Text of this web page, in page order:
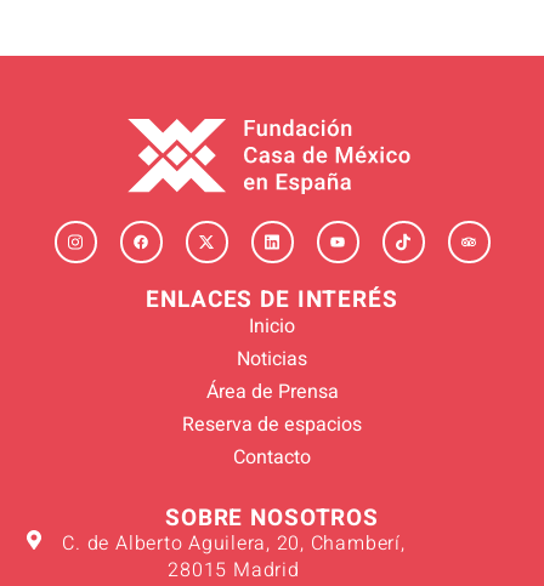
ENLACES DE INTERÉS
Inicio
Noticias
Área de Prensa
Reserva de espacios
Contacto
SOBRE NOSOTROS
C. de Alberto Aguilera, 20, Chamberí,
28015 Madrid